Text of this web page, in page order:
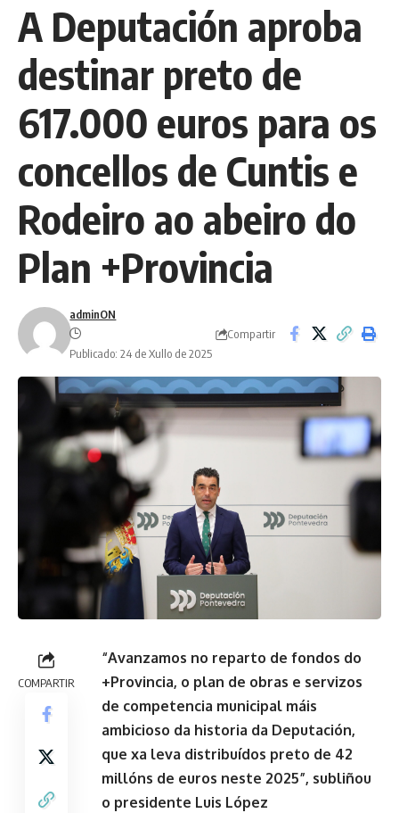
A Deputación aproba
destinar preto de
617.000 euros para os
concellos de Cuntis e
Rodeiro ao abeiro do
Plan +Provincia
adminON
Publicado: 24 de Xullo de 2025
Compartir
COMPARTIR
“Avanzamos no reparto de fondos do
+Provincia, o plan de obras e servizos
de competencia municipal máis
ambicioso da historia da Deputación,
que xa leva distribuídos preto de 42
millóns de euros neste 2025”, subliñou
o presidente Luis López